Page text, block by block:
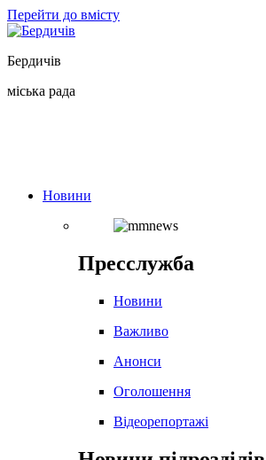
Перейти до вмісту
Бердичів
міська рада
Новини
Пресслужба
Новини
Важливо
Анонси
Оголошення
Відеорепортажі